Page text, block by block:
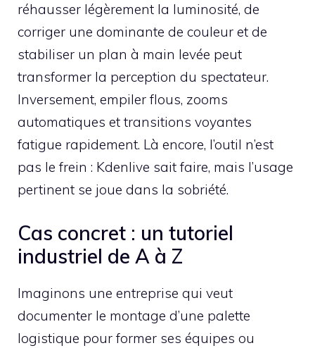
réhausser légèrement la luminosité, de
corriger une dominante de couleur et de
stabiliser un plan à main levée peut
transformer la perception du spectateur.
Inversement, empiler flous, zooms
automatiques et transitions voyantes
fatigue rapidement. Là encore, l’outil n’est
pas le frein : Kdenlive sait faire, mais l’usage
pertinent se joue dans la sobriété.
Cas concret : un tutoriel
industriel de A à Z
Imaginons une entreprise qui veut
documenter le montage d’une palette
logistique pour former ses équipes ou